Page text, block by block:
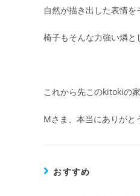
自然が描き出した表情を
椅子もそんな力強い燐と
これから先このkitokiの
Mさま、本当にありがと
おすすめ